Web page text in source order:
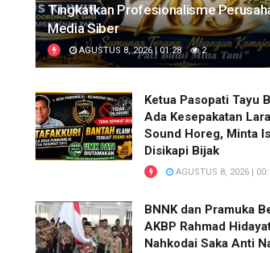
Tingkatkan Profesionalisme
Media Siber
AGUSTUS 8, 2026 | 01:28 2
Ketua Pasopati Tayu
Ada Kesepakatan
Sound Horeg, Minta
Disikapi Bijak
AGUSTUS 8, 2026 |
BNNK dan Pramuka
AKBP Rahmad
Nahkodai Saka Anti